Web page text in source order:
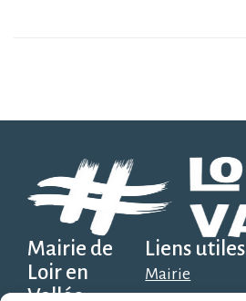
Mairie de
Loir en
Vallée
Liens utiles
Mairie